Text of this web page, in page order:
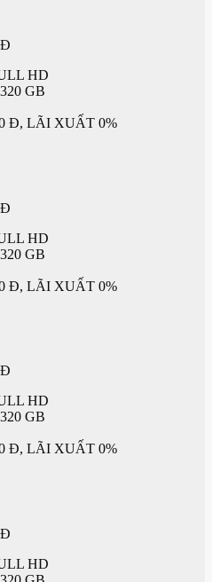
HD
GB
Đ, LÃI XUẤT 0%
HD
GB
Đ, LÃI XUẤT 0%
HD
GB
Đ, LÃI XUẤT 0%
HD